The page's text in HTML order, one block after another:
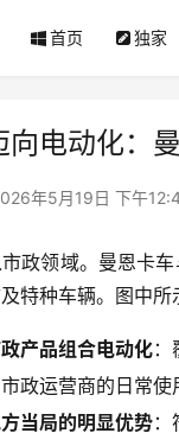
首页 独家
向电动化：
年5月19日 下午
政领域。曼恩卡
特种车辆。图中所
产品组合电动化
市政运营商的日常
当局的明显优势